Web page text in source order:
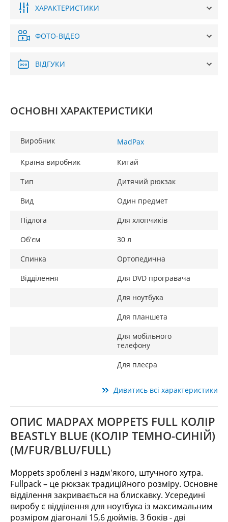
ХАРАКТЕРИСТИКИ
ФОТО-ВІДЕО
ВІДГУКИ
ОСНОВНІ ХАРАКТЕРИСТИКИ
Виробник MadPax
Країна виробник
Китай
Тип
Дитячий рюкзак
Вид
Один предмет
Підлога
Для хлопчиків
Об'єм
30 л
Спинка
Ортопедична
Відділення
Для DVD програвача
Для ноутбука
Для планшета
Для мобільного
телефону
Для плеєра
Дивитись всі характеристики
ОПИС MADPAX MOPPETS FULL КОЛІР
BEASTLY BLUE (КОЛІР ТЕМНО-СИНІЙ)
(M/FUR/BLU/FULL)
Moppets зроблені з надм'якого, штучного хутра.
Fullpack – це рюкзак традиційного розміру. Основне
відділення закривається на блискавку. Усередині
виробу є відділення для ноутбука із максимальним
розміром діагоналі 15,6 дюймів. З боків - дві